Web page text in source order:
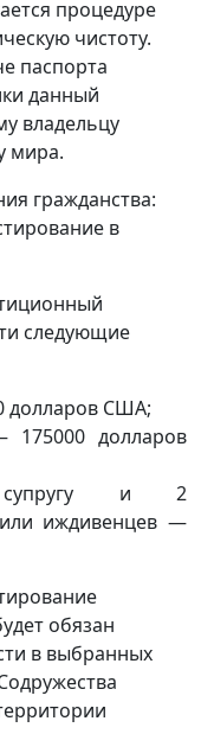
процедуре
чистоту.
паспорта
данный
владельцу
мира.
гражданства:
в
следующие
долларов США;
175000 долларов
и 2
иждивенцев —
обязан
в выбранных